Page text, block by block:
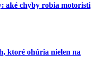
aké chyby robia motoristi
ktoré ohúria nielen na